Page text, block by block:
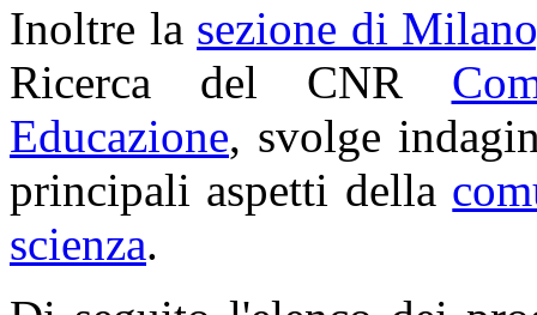
Inoltre la sezione di
Ricerca del CNR
Educazione, svolge
principali aspetti della
scienza.